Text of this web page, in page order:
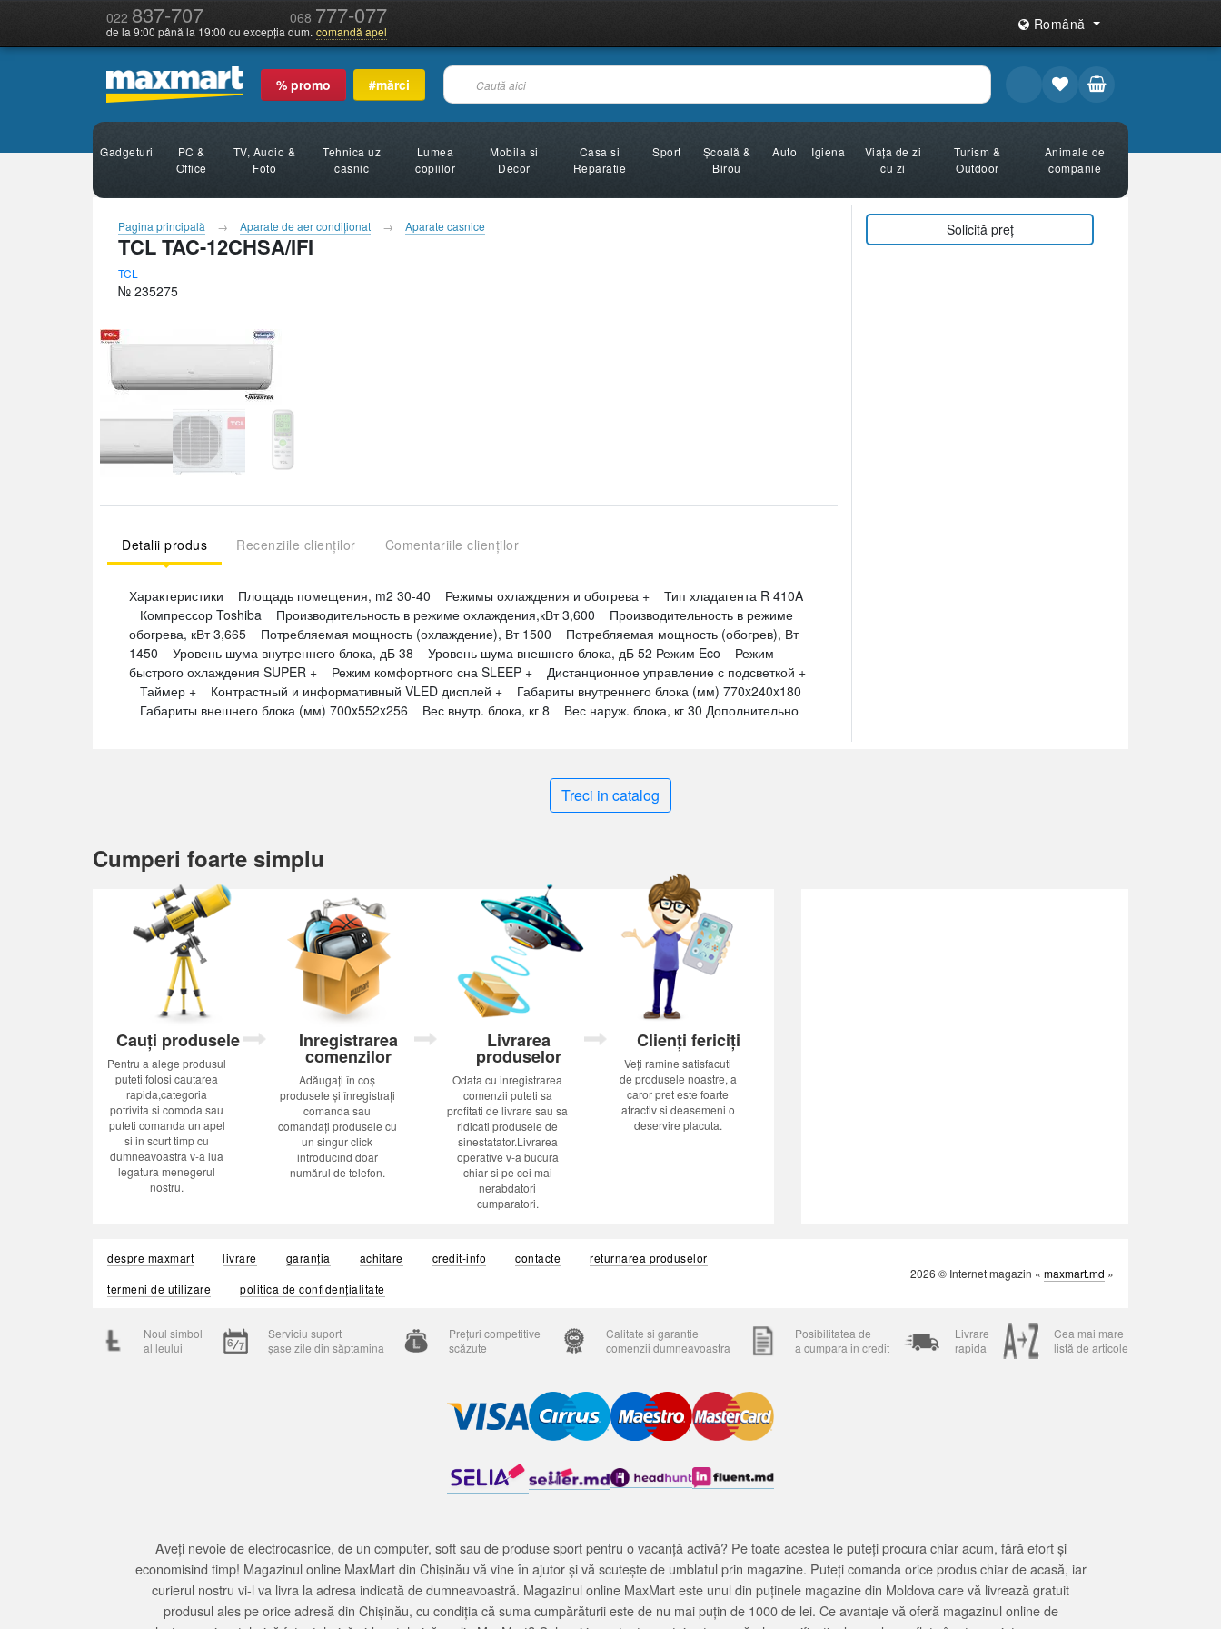
022 837-707 068 777-077
de la 9:00 până la 19:00 cu excepția dum. comandă apel Română
% promo #mărci
Gadgeturi
PC &
Office
TV, Audio &
Foto
Tehnica uz
casnic
Lumea
copiilor
Mobila si
Decor
Casa si
Reparatie
Sport
Şcoală &
Birou
Auto Igiena
Viața de zi
cu zi
Turism &
Outdoor
Animale de
companie
Pagina principală Aparate de aer condiţionat Aparate casnice
TCL TAC-12CHSA/IFI
TCL
№ 235275
Detalii produs Recenziile clienților Comentariile clienților
Характеристики Площадь помещения, m2 30-40 Режимы охлаждения и обогрева + Тип хладагента R 410A
Компрессор Toshiba Производительность в режиме охлаждения,кВт 3,600 Производительность в режиме
обогрева, кВт 3,665 Потребляемая мощность (охлаждение), Вт 1500 Потребляемая мощность (обогрев), Вт
1450 Уровень шума внутреннего блока, дБ 38 Уровень шума внешнего блока, дБ 52 Режим Eco Режим
быстрого охлаждения SUPER + Режим комфортного сна SLEEP + Дистанционное управление с подсветкой +
Таймер + Контрастный и информативный VLED дисплей + Габариты внутреннего блока (мм) 770x240x180
Габариты внешнего блока (мм) 700x552x256 Вес внутр. блока, кг 8 Вес наруж. блока, кг 30 Дополнительно
Solicită preț
Treci in catalog
Cumperi foarte simplu
Cauți produsele
Pentru a alege produsul
puteti folosi cautarea
rapida,categoria
potrivita si comoda sau
puteti comanda un apel
si in scurt timp cu
dumneavoastra v-a lua
legatura menegerul
nostru.
Inregistrarea
comenzilor
Adăugați în coș
produsele și înregistrați
comanda sau
comandați produsele cu
un singur click
introducînd doar
numărul de telefon.
Livrarea
produselor
Odata cu inregistrarea
comenzii puteti sa
profitati de livrare sau sa
ridicati produsele de
sinestatator.Livrarea
operative v-a bucura
chiar si pe cei mai
nerabdatori
cumparatori.
Clienți fericiți
Veți ramine satisfacuti
de produsele noastre, a
caror pret este foarte
atractiv si deasemeni o
deservire placuta.
despre maxmart livrare garanția achitare credit-info contacte
returnarea produselor
termeni de utilizare
politica de confidențialitate
2026 © Internet magazin « maxmart.md »
Noul simbol
al leului
Serviciu suport
șase zile din săptamina
Prețuri competitive
scăzute
Calitate si garantie
comenzii dumneavoastra
Posibilitatea de
a cumpara in credit
Livrare
rapida
Cea mai mare
listă de articole
Aveți nevoie de electrocasnice, de un computer, soft sau de produse sport pentru o vacanță activă? Pe toate acestea le puteți procura chiar acum, fără efort și
economisind timp! Magazinul online MaxMart din Chișinău vă vine în ajutor și vă scutește de umblatul prin magazine. Puteți comanda orice produs chiar de acasă, iar
curierul nostru vi-l va livra la adresa indicată de dumneavoastră. Magazinul online MaxMart este unul din puținele magazine din Moldova care vă livrează gratuit
produsul ales pe orice adresă din Chișinău, cu condiția că suma cumpărăturii este de nu mai puțin de 1000 de lei. Ce avantaje vă oferă magazinul online de